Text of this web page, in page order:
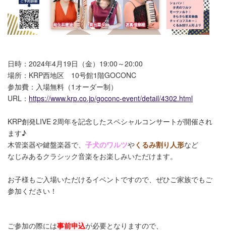
日時：2024年4月19日（金）19:00～20:00
場所：KRP西地区 10号館1階GOCONC
参加費：入場無料（1オーダー制）
URL： https://www.krp.co.jp/goconc-event/detail/4302.html
KRP創発LIVE 2周年を記念したスペシャルコンサートが開催され
ます♪
木管楽器や鍵盤楽器で、 子犬のワルツやくるみ割り人形など
なじみあるクラシック音楽をお楽しみいただけます。
お子様もご入場いただけるイベントですので、ぜひご家族でもご
参加ください！
ご参加の際には事前申込が必要となりますので、